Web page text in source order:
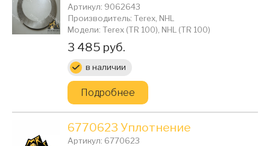
Артикул: 9062643
Производитель: Terex, NHL
Модели: Terex (TR 100), NHL (TR 100)
Цена:
3 485 руб.
в наличии
Подробнее
6770623 Уплотнение
Артикул: 6770623